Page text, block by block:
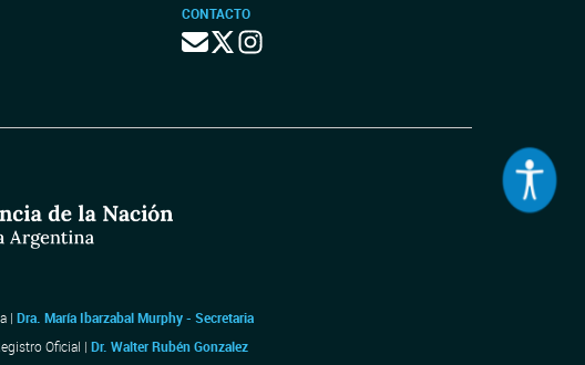
CONTACTO
| Dra. María Ibarzabal Murphy - Secretaria
Oficial | Dr. Walter Rubén Gonzalez